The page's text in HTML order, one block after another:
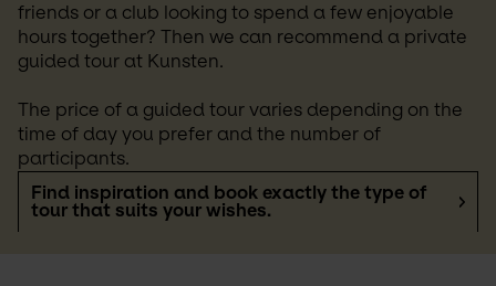
friends or a club looking to spend a few enjoyable
hours together? Then we can recommend a private
guided tour at Kunsten.
The price of a guided tour varies depending on the
time of day you prefer and the number of
participants.
Find inspiration and book exactly the type of
tour that suits your wishes.